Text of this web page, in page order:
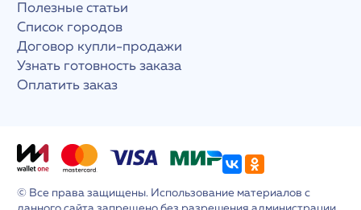
Полезные статьи
Список городов
Договор купли-продажи
Узнать готовность заказа
Оплатить заказ
© Все права защищены. Использование материалов с